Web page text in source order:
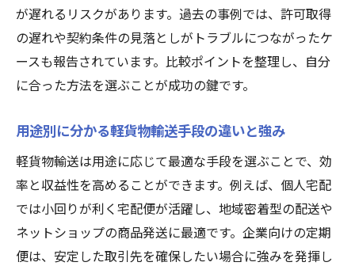
収益性や料金も解説 軽貨物輸送の実態
軽貨物の収益性や運賃設定のリアルな実態
軽貨物運送業の料金表の目安や考え方を紹
介
軽貨物で儲かる仕組みと実際の働き方とは
解説
軽貨物の収益化に必要な工夫や注意点まと
め
が遅れるリスクがあります。過去の事例では、許可取得
の遅れや契約条件の見落としがトラブルにつながったケ
ースも報告されています。比較ポイントを整理し、自分
に合った方法を選ぶことが成功の鍵です。
用途別に分かる軽貨物輸送手段の違いと強み
軽貨物輸送は用途に応じて最適な手段を選ぶことで、効
率と収益性を高めることができます。例えば、個人宅配
では小回りが利く宅配便が活躍し、地域密着型の配送や
ネットショップの商品発送に最適です。企業向けの定期
便は、安定した取引先を確保したい場合に強みを発揮し